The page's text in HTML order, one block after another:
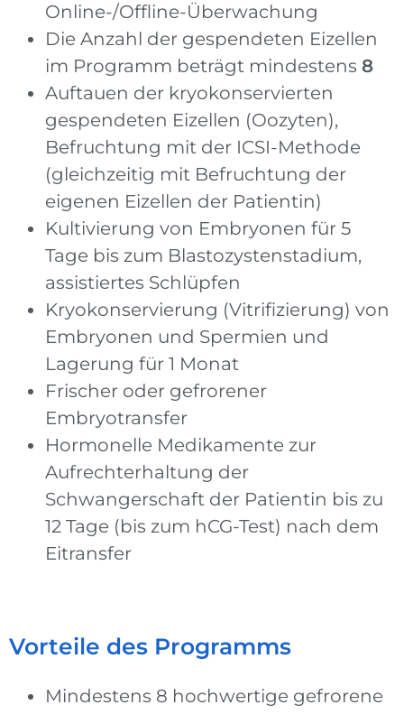
Online-/Offline-Überwachung
Die Anzahl der gespendeten Eizellen
im Programm beträgt mindestens 8
Auftauen der kryokonservierten
gespendeten Eizellen (Oozyten),
Befruchtung mit der ICSI-Methode
(gleichzeitig mit Befruchtung der
eigenen Eizellen der Patientin)
Kultivierung von Embryonen für 5
Tage bis zum Blastozystenstadium,
assistiertes Schlüpfen
Kryokonservierung (Vitrifizierung) von
Embryonen und Spermien und
Lagerung für 1 Monat
Frischer oder gefrorener
Embryotransfer
Hormonelle Medikamente zur
Aufrechterhaltung der
Schwangerschaft der Patientin bis zu
12 Tage (bis zum hCG-Test) nach dem
Eitransfer
Vorteile des Programms
Mindestens 8 hochwertige gefrorene